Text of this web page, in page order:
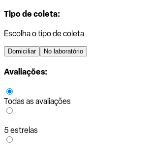
Tipo de coleta:
Escolha o tipo de coleta
Domiciliar No laboratório
Avaliações:
Todas as avaliações
5 estrelas